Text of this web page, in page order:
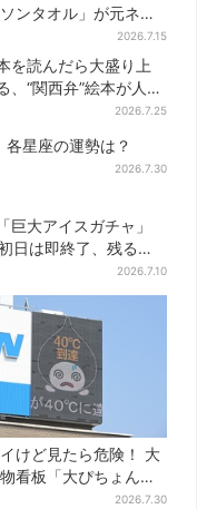
ソンタオル」が元ネタ
りインナー、販売数5万
2026.7.15
を読んだら大盛り上
“関西弁”絵本が人気
2026.7.25
星座の運勢は？
2026.7.30
巨大アイスガチャ」
日は即終了、残る開
2026.7.10
けど見たら危険！ 大
看板「大ぴちょんく
異変、青→真っ黒に…
2026.7.30